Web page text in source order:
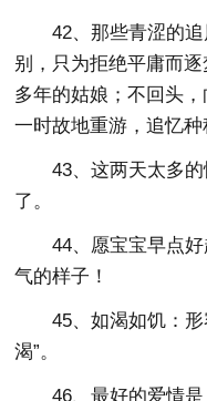
42、那些青涩的追
别，只为拒绝平庸而
多年的姑娘；不回头
一时故地重游，追忆
43、这两天太多的
了。
44、愿宝宝早点好
气的样子！
45、如渴如饥：形
渴”。
46、最好的爱情是